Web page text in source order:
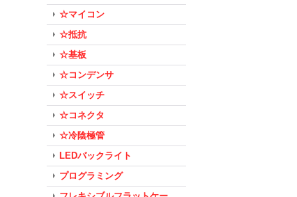
☆マイコン
☆抵抗
☆基板
☆コンデンサ
☆スイッチ
☆コネクタ
☆冷陰極管
LEDバックライト
プログラミング